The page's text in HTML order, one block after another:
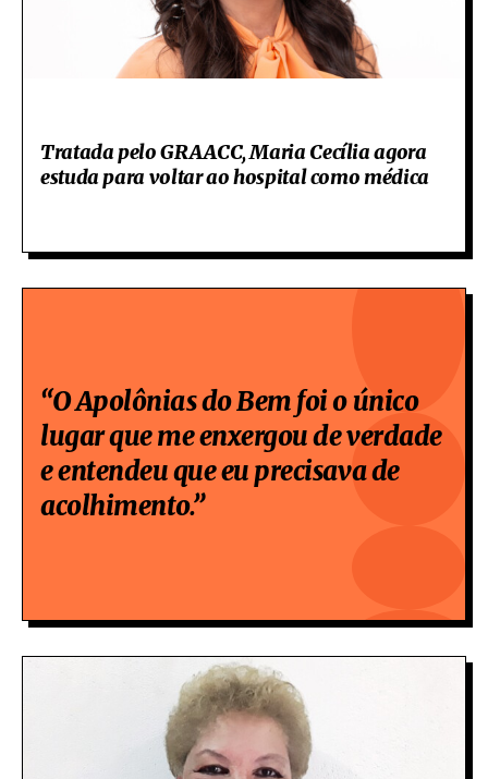
Tratada pelo GRAACC, Maria Cecília agora
estuda para voltar ao hospital como médica
“O Apolônias do Bem foi o único
lugar que me enxergou de verdade
e entendeu que eu precisava de
acolhimento.”